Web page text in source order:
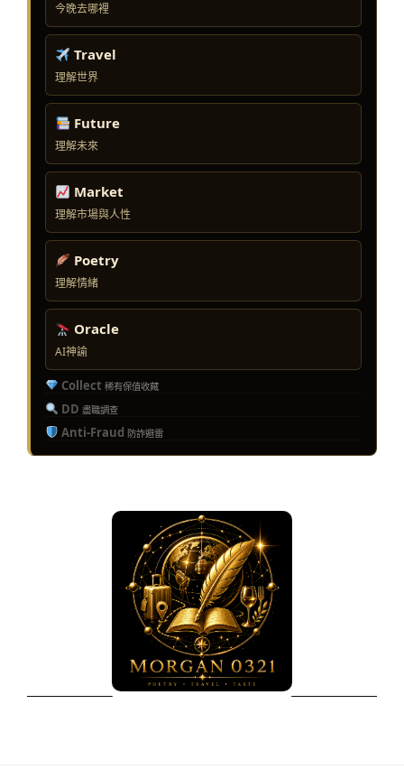
今晚去哪裡
Travel
理解世界
Future
理解未來
Market
理解市場與人性
Poetry
理解情緒
Oracle
AI神諭
Collect 稀有保值收藏
DD 盡職調查
Anti-Fraud 防詐避雷